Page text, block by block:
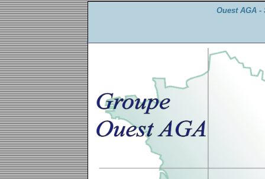
Ouest AGA